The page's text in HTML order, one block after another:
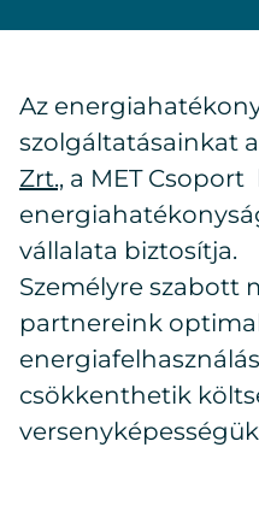
Az
szolgáltatásainkat a
Zrt., a MET
vállalata biztosítja.
Személyre szabott
partnereink
csökkenthetik